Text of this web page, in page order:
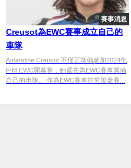
賽事消息
Creusot為EWC賽事成立自己的
車隊
Amandine Creusot 不僅正準備參加2024年
FIM EWC開幕賽，她還在為EWC賽事籌備
自己的車隊。 作為EWC賽事的常規參賽...